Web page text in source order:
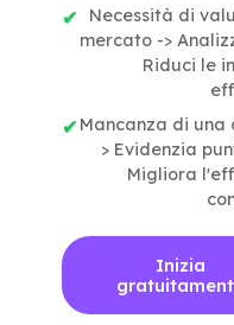
Necessità di
mercato ->
Riduci le
Mancanza di
> Evidenzia
Migliora
Inizia